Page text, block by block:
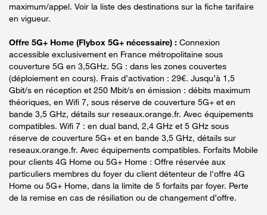
maximum/appel. Voir la liste des destinations sur la fiche tarifaire
en vigueur.
Offre 5G+ Home (Flybox 5G+ nécessaire) : Connexion
accessible exclusivement en France métropolitaine sous
couverture 5G en 3,5GHz. 5G : dans les zones couvertes
(déploiement en cours). Frais d’activation : 29€. Jusqu’à 1,5
Gbit/s en réception et 250 Mbit/s en émission : débits maximum
théoriques, en Wifi 7, sous réserve de couverture 5G+ et en
bande 3,5 GHz, détails sur reseaux.orange.fr. Avec équipements
compatibles. Wifi 7 : en dual band, 2,4 GHz et 5 GHz sous
réserve de couverture 5G+ et en bande 3,5 GHz, détails sur
reseaux.orange.fr. Avec équipements compatibles. Forfaits Mobile
pour clients 4G Home ou 5G+ Home : Offre réservée aux
particuliers membres du foyer du client détenteur de l'offre 4G
Home ou 5G+ Home, dans la limite de 5 forfaits par foyer. Perte
de la remise en cas de résiliation ou de changement d’offre.